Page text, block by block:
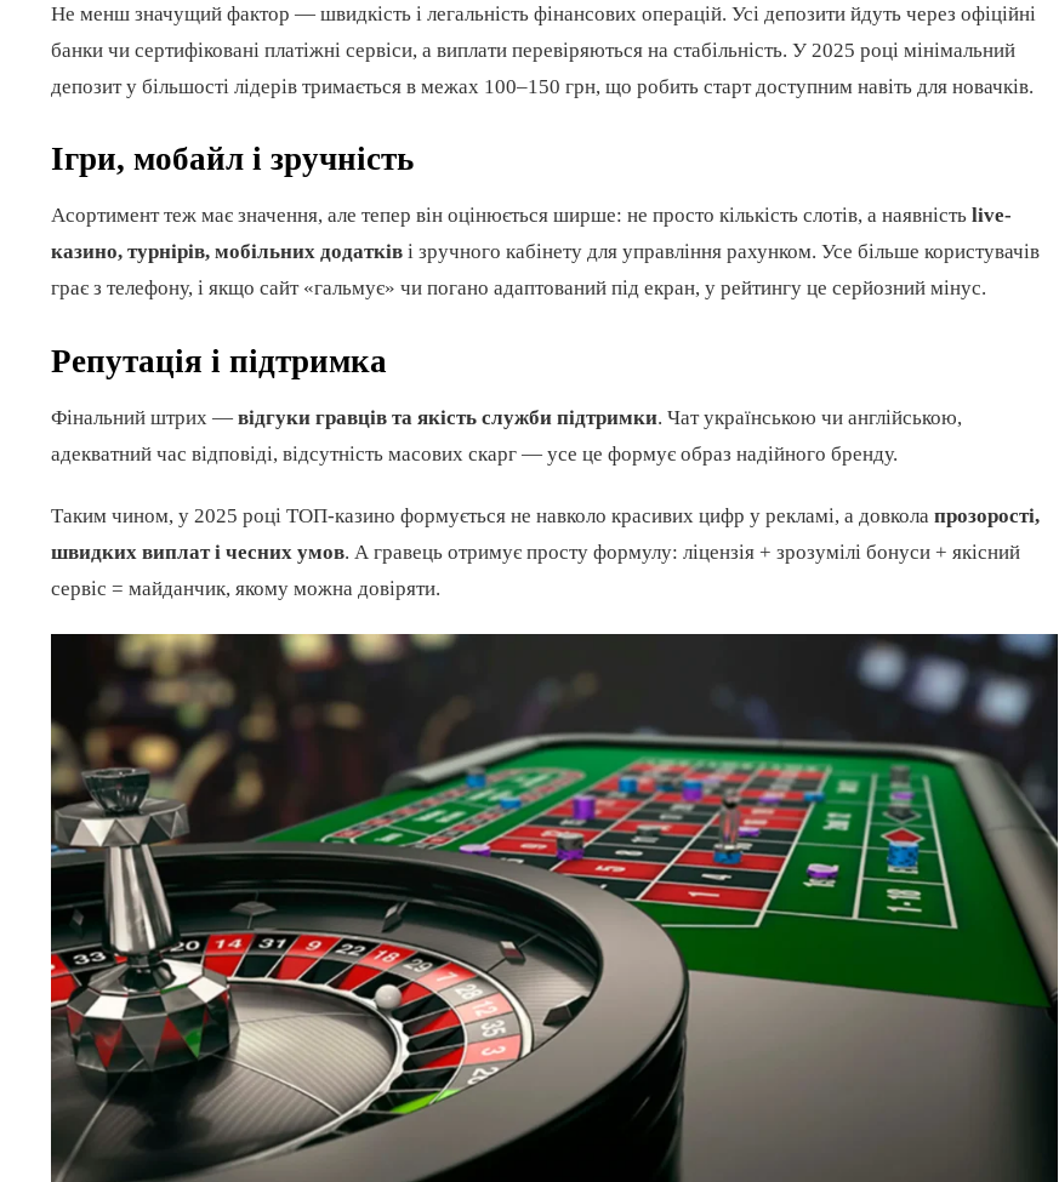
Не менш значущий фактор — швидкість і легальність фінансових операцій. Усі депозити йдуть через офіційні
банки чи сертифіковані платіжні сервіси, а виплати перевіряються на стабільність. У 2025 році мінімальний
депозит у більшості лідерів тримається в межах 100–150 грн, що робить старт доступним навіть для новачків.
Ігри, мобайл і зручність
Асортимент теж має значення, але тепер він оцінюється ширше: не просто кількість слотів, а наявність live-
казино, турнірів, мобільних додатків і зручного кабінету для управління рахунком. Усе більше користувачів
грає з телефону, і якщо сайт «гальмує» чи погано адаптований під екран, у рейтингу це серйозний мінус.
Репутація і підтримка
Фінальний штрих — відгуки гравців та якість служби підтримки. Чат українською чи англійською,
адекватний час відповіді, відсутність масових скарг — усе це формує образ надійного бренду.
Таким чином, у 2025 році ТОП-казино формується не навколо красивих цифр у рекламі, а довкола прозорості,
швидких виплат і чесних умов. А гравець отримує просту формулу: ліцензія + зрозумілі бонуси + якісний
сервіс = майданчик, якому можна довіряти.